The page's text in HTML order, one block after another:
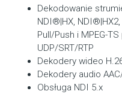
Dekodowanie
NDI®|HX, NDI®|HX2,
Pull/Push i MPEG-
UDP/SRT/RTP
Dekodery wideo
Dekodery audio
Obsługa NDI 5.x